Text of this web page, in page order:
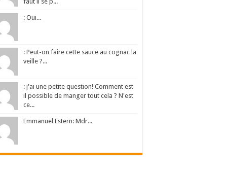
: Oui...
: Peut-on faire cette sauce au cognac la
veille ?...
: j'ai une petite question! Comment est
il possible de manger tout cela ? N'est
ce...
Emmanuel Estern: Mdr...